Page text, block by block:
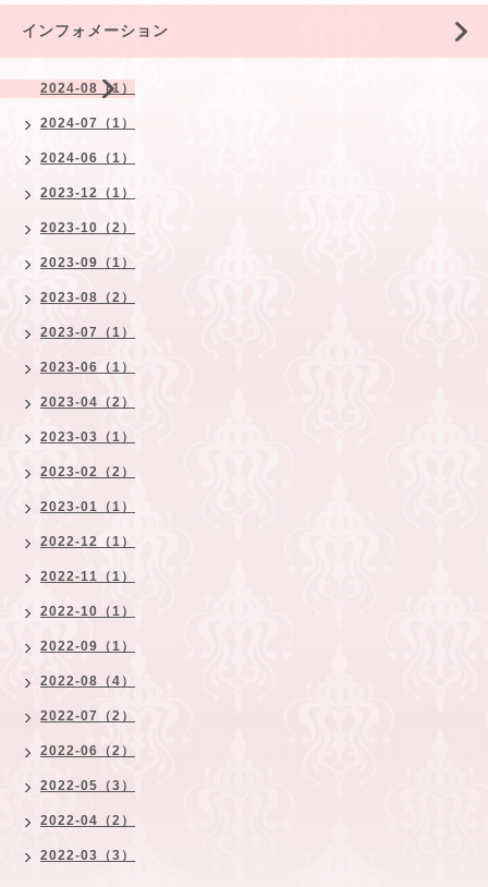
インフォメーション
2024-08（1）
2024-07（1）
2024-06（1）
2023-12（1）
2023-10（2）
2023-09（1）
2023-08（2）
2023-07（1）
2023-06（1）
2023-04（2）
2023-03（1）
2023-02（2）
2023-01（1）
2022-12（1）
2022-11（1）
2022-10（1）
2022-09（1）
2022-08（4）
2022-07（2）
2022-06（2）
2022-05（3）
2022-04（2）
2022-03（3）